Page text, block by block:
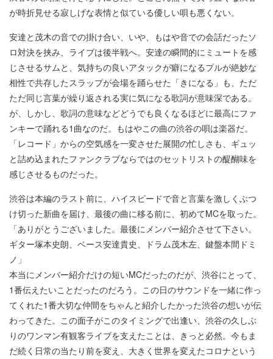
が時折見せる寂しげな表情と似ている優しい唄も悪くない。
安達と茂木の音での掛け合い、いや、もはや音での会話だったソ
ロ対決を挟み、ライブは後半戦へ。安達の瞬間的にミュートを感
じさせるサムと、気持ちの良いアタックが癖になるプルが絶妙な
相性で共存したスラップが会場を踊らせた「きになる」も、ただ
ただ同じ言葉が繰り返される実に気になる歌詞が意味深である。
が、しかし、歌詞の意味などどうでも良くなるほどに最高にファ
ンキーで踊れる1曲なのだ。もはやこの曲の渋谷の唄は楽器だ。
「レコード」からの空気感を一変させた展開の忙しさも、ギュッ
と詰め込まれたファンクラブならではのセットリストの醍醐味を
感じさせるものだった。
渋谷は本編のラスト前に、ハイスピードで音と言葉を激しくぶつ
け切った新曲を届け、最後の曲に移る前に、初めてMCを取った。
「ありがとうございました。最後にメンバー紹介させて下さい。
ギター塚本史朗、ベース安達貴史、ドラム茂木左、鍵盤本間ドミ
ノ」
本当にメンバー紹介だけの短いMCだったのだが、渋谷にとって、
1番伝えたいことだったのだろう。この日のサウンドを一緒に作っ
てくれた1番大切な仲間をちゃんと紹介したかった渋谷の想いが伝
わってきた。この面子がこのタイミングで出逢い、渋谷の久しぶ
りのワンマン有観客ライブを支えたことは、きっと必然。今もま
だ続く日常の当たり前を変え、大きく世界を変えたコロナという